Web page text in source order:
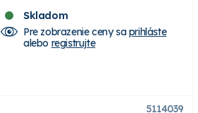
Skladom
Pre zobrazenie ceny saprihláste
alebo registrujte
5114039